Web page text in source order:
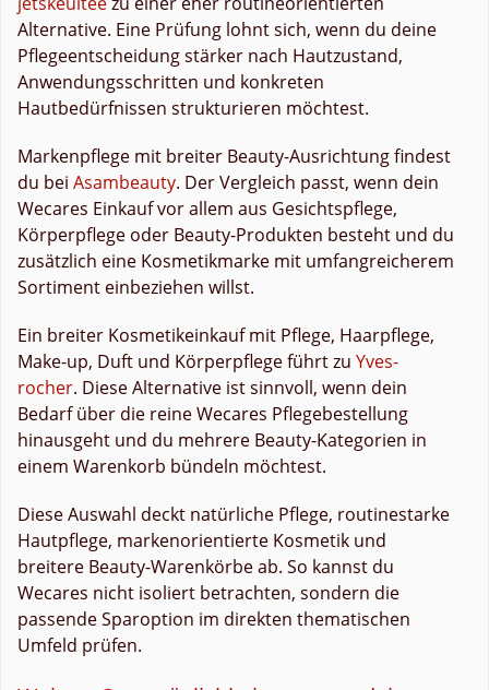
Alternative. Eine Prüfung lohnt sich, wenn du deine
Pflegeentscheidung stärker nach Hautzustand,
Anwendungsschritten und konkreten
Hautbedürfnissen strukturieren möchtest.
Markenpflege mit breiter Beauty-Ausrichtung findest
du bei Asambeauty. Der Vergleich passt, wenn dein
Wecares Einkauf vor allem aus Gesichtspflege,
Körperpflege oder Beauty-Produkten besteht und du
zusätzlich eine Kosmetikmarke mit umfangreicherem
Sortiment einbeziehen willst.
Ein breiter Kosmetikeinkauf mit Pflege, Haarpflege,
Make-up, Duft und Körperpflege führt zu Yves-
rocher. Diese Alternative ist sinnvoll, wenn dein
Bedarf über die reine Wecares Pflegebestellung
hinausgeht und du mehrere Beauty-Kategorien in
einem Warenkorb bündeln möchtest.
Diese Auswahl deckt natürliche Pflege, routinestarke
Hautpflege, markenorientierte Kosmetik und
breitere Beauty-Warenkörbe ab. So kannst du
Wecares nicht isoliert betrachten, sondern die
passende Sparoption im direkten thematischen
Umfeld prüfen.